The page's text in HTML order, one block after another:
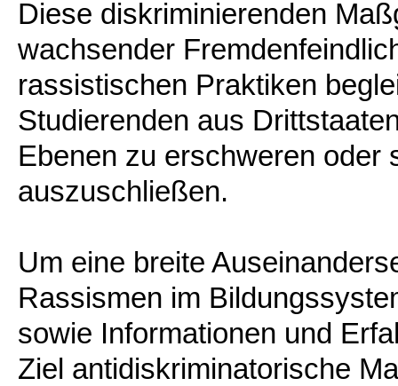
Diese diskriminierenden
wachsender
rassistischen Praktiken
Studierenden aus
Ebenen zu erschweren oder
auszuschließen.
Um eine breite
Rassismen im
sowie Informationen und
Ziel antidiskriminatorische